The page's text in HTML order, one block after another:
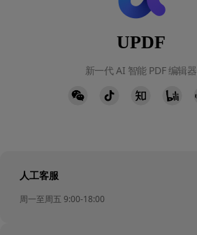
UPDF
新一代 AI 智能 PDF 编辑器
人工客服
周一至周五 9:00-18:00